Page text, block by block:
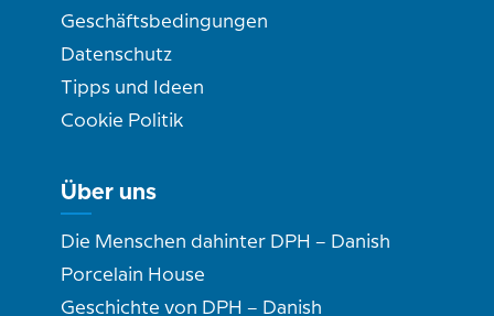
Geschäftsbedingungen
Datenschutz
Tipps und Ideen
Cookie Politik
Über uns
Die Menschen dahinter DPH – Danish
Porcelain House
Geschichte von DPH – Danish